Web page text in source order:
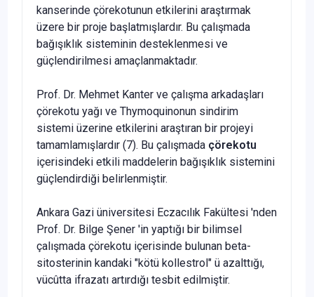
kanserinde çörekotunun etkilerini araştır­mak
üzere bir proje başlatmışlardır. Bu çalışmada
bağışıklık sisteminin desteklenmesi ve
güçlendirilmesi amaçlanmakta­dır.
Prof. Dr. Mehmet Kanter ve çalışma arkadaşları
çörekotu yağı ve Thymoquinonun sindirim
sistemi üzerine etkilerini araştıran bir projeyi
tamamlamışlardır (7). Bu çalışmada çö­rekotu
içerisindeki etkili maddelerin bağışıklık sistemini
güçlendirdiği belirlenmiştir.
Ankara Gazi üniversitesi Eczacılık Fakültesi 'nden
Prof. Dr. Bilge Şener 'in yaptığı bir bilimsel
çalışmada çörekotu içeri­sinde bulunan beta-
sitosterinin kandaki "kötü kollestrol" ü azalttığı,
vücûtta ifrazatı artırdığı tesbit edilmiştir.